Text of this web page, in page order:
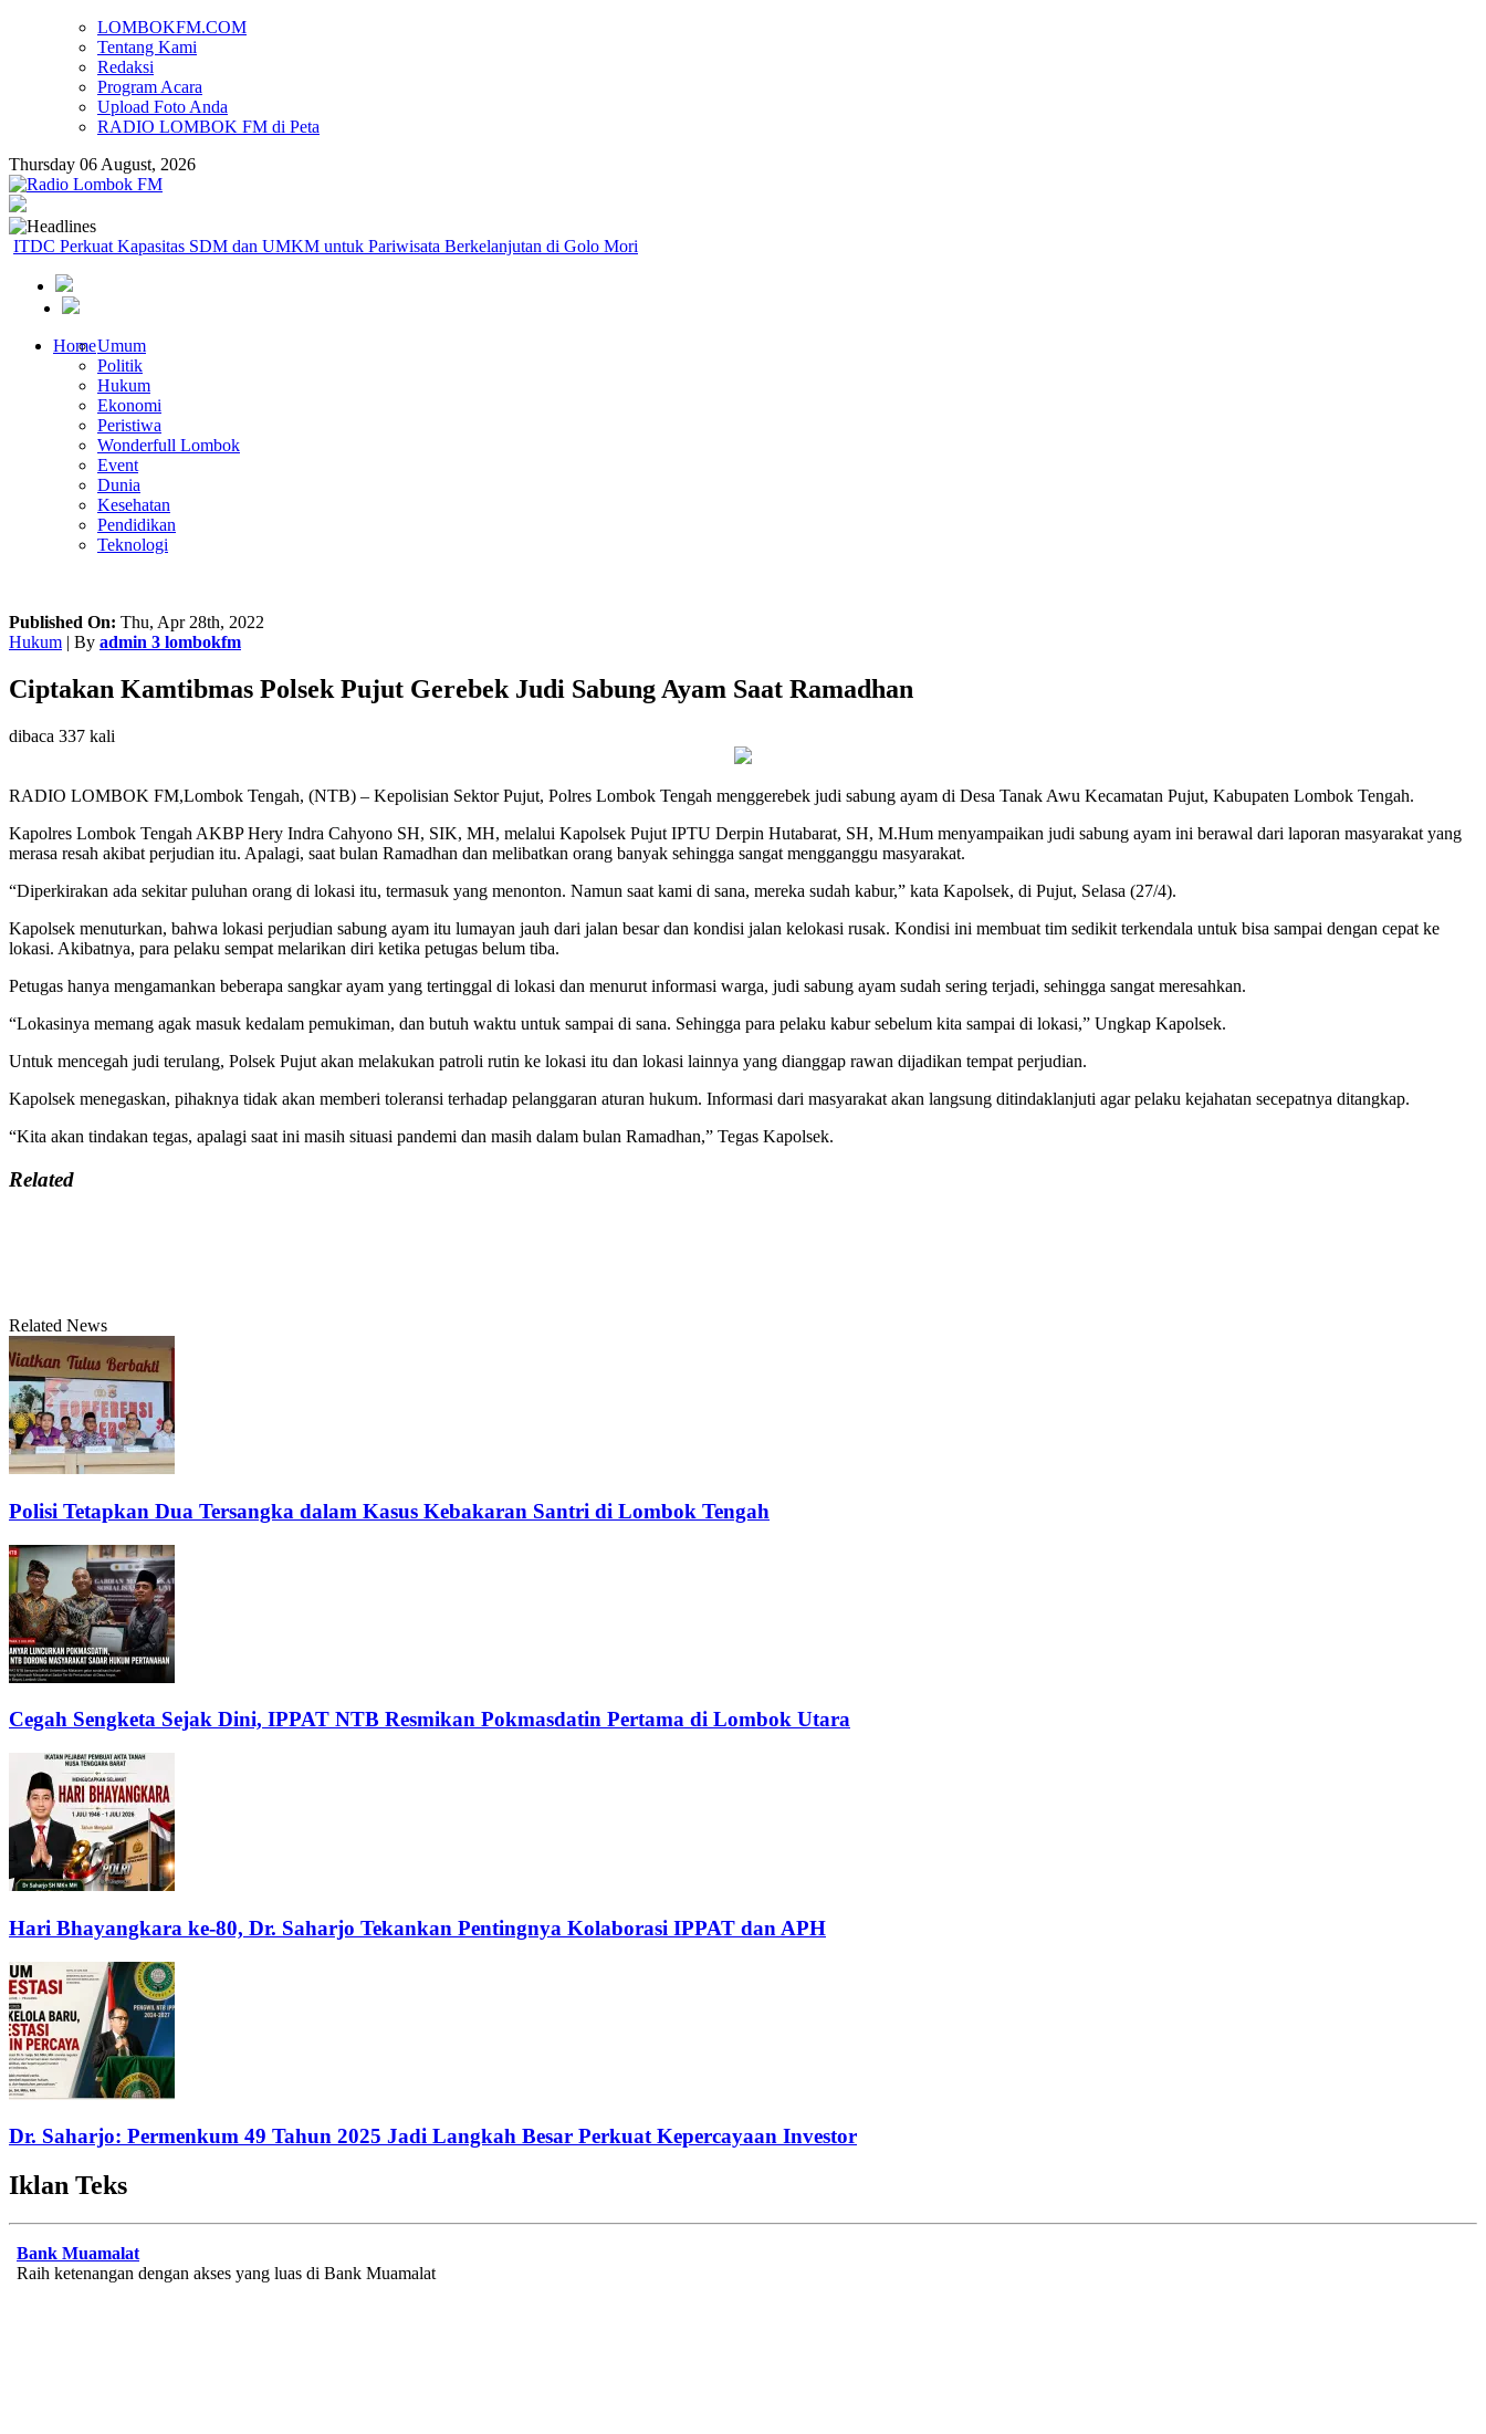
LOMBOKFM.COM
Tentang Kami
Redaksi
Program Acara
Upload Foto Anda
RADIO LOMBOK FM di Peta
Thursday 06 August, 2026
SD IT ABATA LOMBOK II
HomeUmum
Politik
Hukum
Ekonomi
Peristiwa
Wonderfull Lombok
Event
Dunia
Kesehatan
Pendidikan
Teknologi
Published On: Thu, Apr 28th, 2022
Hukum | By admin 3 lombokfm
Ciptakan Kamtibmas Polsek Pujut Gerebek Judi Sabung Ayam Saat Ramadhan
dibaca 337 kali
RADIO LOMBOK FM,Lombok Tengah, (NTB) – Kepolisian Sektor Pujut, Polres Lombok Tengah menggerebek judi sabung ayam di Desa Tanak Awu Kecamatan Pujut, Kabupaten Lombok Tengah.
Kapolres Lombok Tengah AKBP Hery Indra Cahyono SH, SIK, MH, melalui Kapolsek Pujut IPTU Derpin Hutabarat, SH, M.Hum menyampaikan judi sabung ayam ini berawal dari laporan masyarakat yang
merasa resah akibat perjudian itu. Apalagi, saat bulan Ramadhan dan melibatkan orang banyak sehingga sangat mengganggu masyarakat.
“Diperkirakan ada sekitar puluhan orang di lokasi itu, termasuk yang menonton. Namun saat kami di sana, mereka sudah kabur,” kata Kapolsek, di Pujut, Selasa (27/4).
Kapolsek menuturkan, bahwa lokasi perjudian sabung ayam itu lumayan jauh dari jalan besar dan kondisi jalan kelokasi rusak. Kondisi ini membuat tim sedikit terkendala untuk bisa sampai dengan cepat ke
lokasi. Akibatnya, para pelaku sempat melarikan diri ketika petugas belum tiba.
Petugas hanya mengamankan beberapa sangkar ayam yang tertinggal di lokasi dan menurut informasi warga, judi sabung ayam sudah sering terjadi, sehingga sangat meresahkan.
“Lokasinya memang agak masuk kedalam pemukiman, dan butuh waktu untuk sampai di sana. Sehingga para pelaku kabur sebelum kita sampai di lokasi,” Ungkap Kapolsek.
Untuk mencegah judi terulang, Polsek Pujut akan melakukan patroli rutin ke lokasi itu dan lokasi lainnya yang dianggap rawan dijadikan tempat perjudian.
Kapolsek menegaskan, pihaknya tidak akan memberi toleransi terhadap pelanggaran aturan hukum. Informasi dari masyarakat akan langsung ditindaklanjuti agar pelaku kejahatan secepatnya ditangkap.
“Kita akan tindakan tegas, apalagi saat ini masih situasi pandemi dan masih dalam bulan Ramadhan,” Tegas Kapolsek.
Related
Related News
Polisi Tetapkan Dua Tersangka dalam Kasus Kebakaran Santri di Lombok Tengah
Cegah Sengketa Sejak Dini, IPPAT NTB Resmikan Pokmasdatin Pertama di Lombok Utara
Hari Bhayangkara ke-80, Dr. Saharjo Tekankan Pentingnya Kolaborasi IPPAT dan APH
Dr. Saharjo: Permenkum 49 Tahun 2025 Jadi Langkah Besar Perkuat Kepercayaan Investor
Iklan Teks
Bank Muamalat
Raih ketenangan dengan akses yang luas di Bank Muamalat